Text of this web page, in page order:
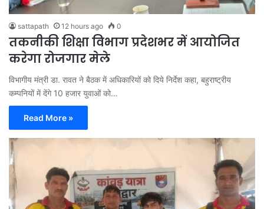
sattapath 12 hours ago 0
तकनीकी शिक्षा विभाग प्रदेशभर में आयोजित
करेगा रोजगार मेले
विभागीय मंत्री डा. रावत ने बैठक में अधिकारियों को दिये निर्देश कहा, बहुराष्ट्रीय
कम्पनियों में देंगे 10 हजार युवाओं को…
Read More »